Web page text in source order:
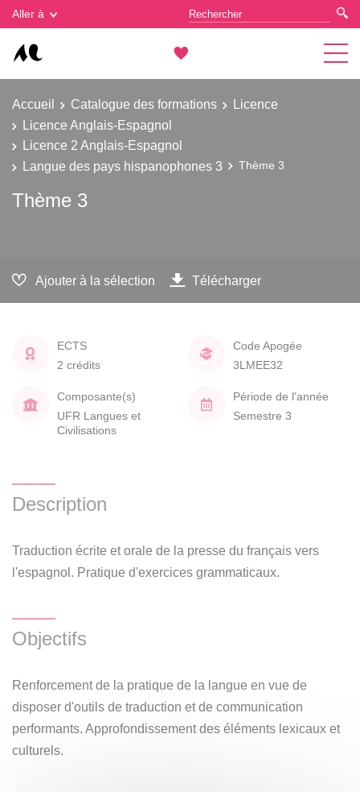
Aller à
Accueil Catalogue des formations
Licence
Licence Anglais-Espagnol
Licence 2 Anglais-Espagnol
Langue des pays hispanophones 3
Thème 3
Thème 3
Ajouter à la sélection Télécharger
ECTS
2 crédits
Code Apogée
3LMEE32
Composante(s)
UFR Langues et
Civilisations
Période de l'année
Semestre 3
Description
Traduction écrite et orale de la presse du français vers
l'espagnol. Pratique d'exercices grammaticaux.
Objectifs
Renforcement de la pratique de la langue en vue de
disposer d'outils de traduction et de communication
performants. Approfondissement des éléments lexicaux et
culturels.
Gestion des cookies